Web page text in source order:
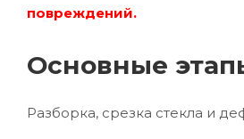
повреждений.
Основные
Разборка, срезка стекла и